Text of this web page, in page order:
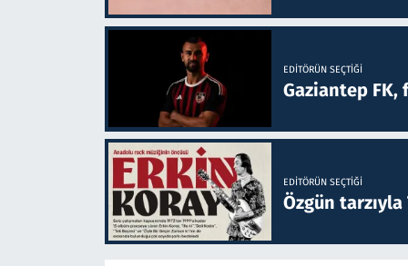
EDITÖRÜN SEÇTIĞI
Gaziantep FK,
EDITÖRÜN SEÇTIĞI
Özgün